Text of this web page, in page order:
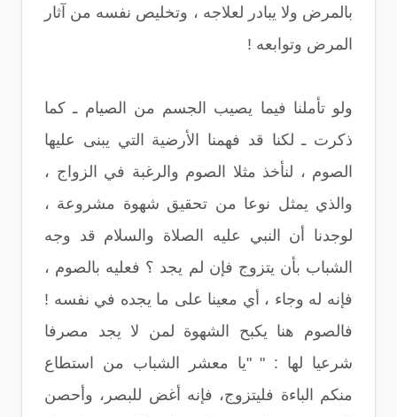
بالمرض ولا يبادر لعلاجه ، وتخليص نفسه من آثار
المرض وتوابعه !
ولو تأملنا فيما يصيب الجسم من الصيام ـ كما
ذكرت ـ لكنا قد فهمنا الأرضية التي يبنى عليها
الصوم ، لنأخذ مثلا الصوم والرغبة في الزواج ،
والذي يمثل نوعا من تحقيق شهوة مشروعة ،
لوجدنا أن النبي عليه الصلاة والسلام قد وجه
الشباب بأن يتزوج فإن لم يجد ؟ فعليه بالصوم ،
فإنه له وجاء ، أي معينا على ما يجده في نفسه !
فالصوم هنا يكبح الشهوة لمن لا يجد مصرفا
شرعيا لها : " "يا معشر الشباب من استطاع
منكم الباءة فليتزوج، فإنه أغض للبصر، وأحصن